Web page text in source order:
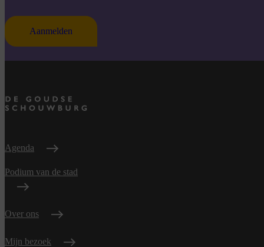
Aanmelden
Agenda
Podium van de stad
Over ons
Mijn bezoek